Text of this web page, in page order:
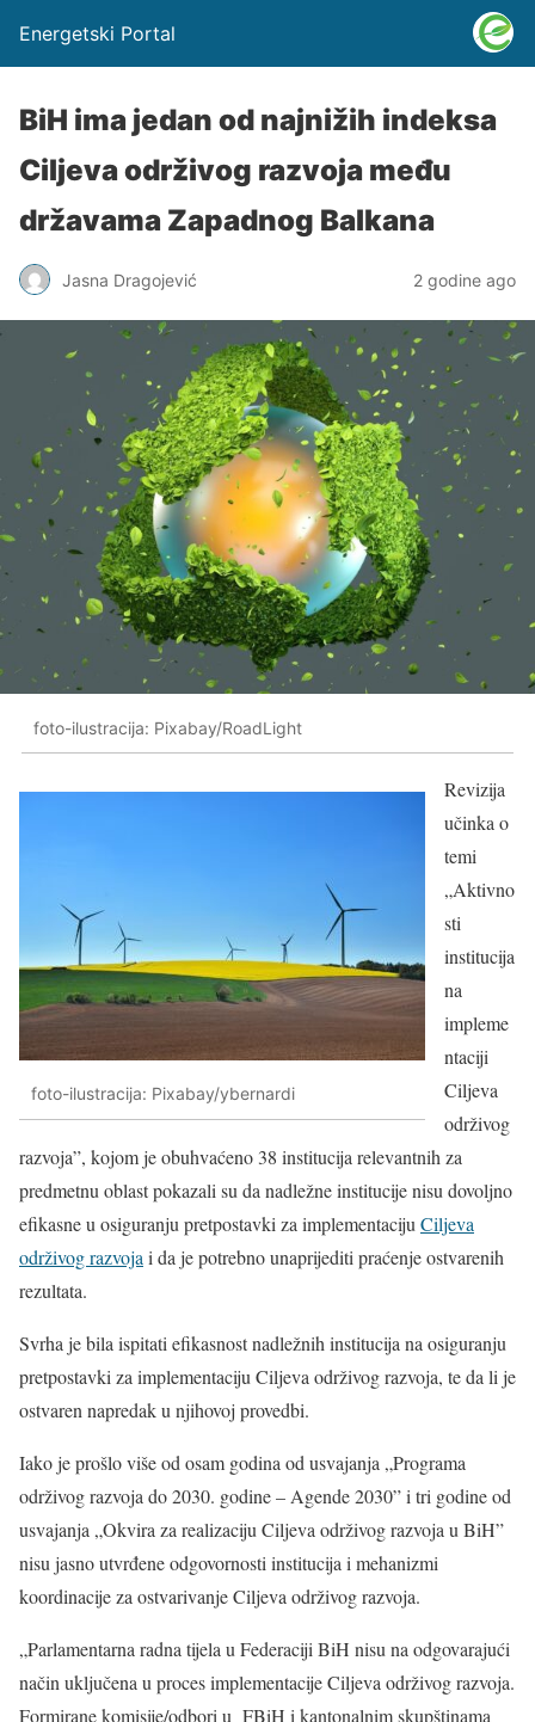
Energetski Portal
BiH ima jedan od najnižih indeksa
Ciljeva održivog razvoja među
državama Zapadnog Balkana
Jasna Dragojević 2 godine ago
foto-ilustracija: Pixabay/RoadLight
foto-ilustracija: Pixabay/ybernardi
Revizija
učinka o
temi
„Aktivno
sti
institucija
na
impleme
ntaciji
Ciljeva
održivog
razvoja”, kojom je obuhvaćeno 38 institucija relevantnih za
predmetnu oblast pokazali su da nadležne institucije nisu dovoljno
efikasne u osiguranju pretpostavki za implementacijuCiljeva
održivog razvojai da je potrebno unaprijediti praćenje ostvarenih
rezultata.
Svrha je bila ispitati efikasnost nadležnih institucija na osiguranju
pretpostavki za implementaciju Ciljeva održivog razvoja, te da li je
ostvaren napredak u njihovoj provedbi.
Iako je prošlo više od osam godina od usvajanja „Programa
održivog razvoja do 2030. godine – Agende 2030” i tri godine od
usvajanja „Okvira za realizaciju Ciljeva održivog razvoja u BiH”
nisu jasno utvrđene odgovornosti institucija i mehanizmi
koordinacije za ostvarivanje Ciljeva održivog razvoja.
„Parlamentarna radna tijela u Federaciji BiH nisu na odgovarajući
način uključena u proces implementacije Ciljeva održivog razvoja.
Formirane komisije/odbori u FBiH i kantonalnim skupštinama